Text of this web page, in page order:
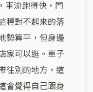
種對不起來的落
勢算平，但身邊
家可以逛。車子
往別的地方，這
會覺得自己跟身